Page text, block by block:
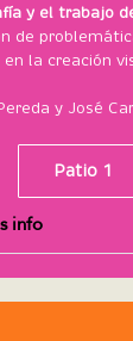
y el trabajo
de
la creación
y José
Patio 1
info